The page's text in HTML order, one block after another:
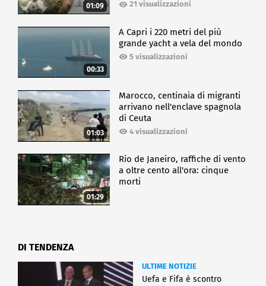
01:09 21 visualizzazioni
00:33
A Capri i 220 metri del più
grande yacht a vela del mondo
5 visualizzazioni
01:03
Marocco, centinaia di migranti
arrivano nell'enclave spagnola
di Ceuta
4 visualizzazioni
01:29
Rio de Janeiro, raffiche di vento
a oltre cento all'ora: cinque
morti
DI TENDENZA
ULTIME NOTIZIE
Uefa e Fifa è scontro